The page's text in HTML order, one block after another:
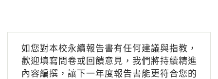
如您對本校永續報告書有任何建議與指教，
歡迎填寫問卷或回饋意見，我們將持續精進
內容編撰，讓下一年度報告書能更符合您的